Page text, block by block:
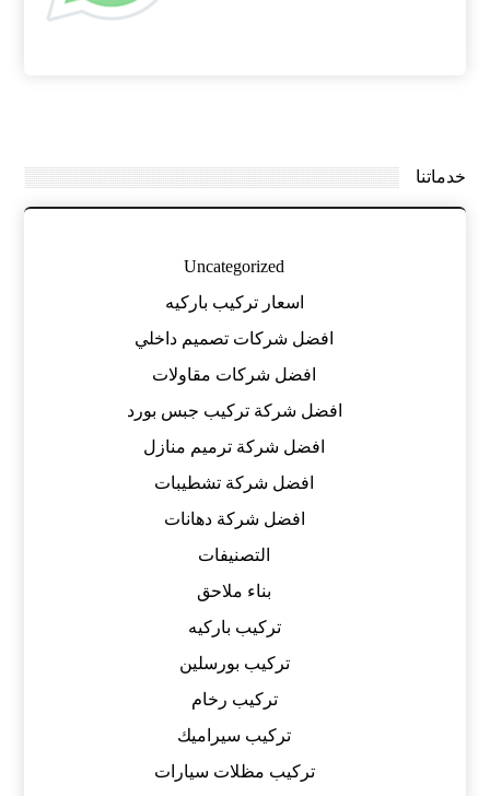
خدماتنا
Uncategorized
اسعار تركيب باركيه
افضل شركات تصميم داخلي
افضل شركات مقاولات
افضل شركة تركيب جبس بورد
افضل شركة ترميم منازل
افضل شركة تشطيبات
افضل شركة دهانات
التصنيفات
بناء ملاحق
تركيب باركيه
تركيب بورسلين
تركيب رخام
تركيب سيراميك
تركيب مظلات سيارات